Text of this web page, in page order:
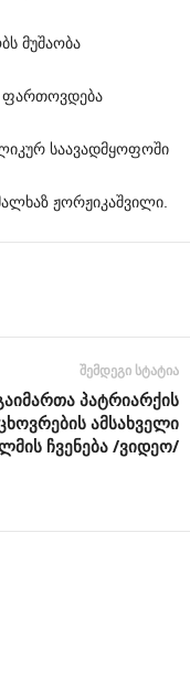
მუშაობა
ფართოვდება
საავადმყოფოში
ჟორჟიკაშვილი.
შემდეგი სტატია
პატრიარქის
ამსახველი
ჩვენება /ვიდეო/